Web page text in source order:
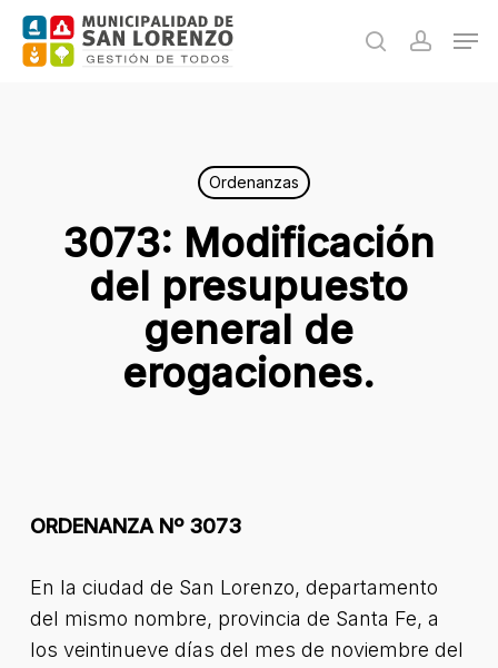
Skip
search
Ordenanzas
3073: Modificación
del presupuesto
general de
erogaciones.
ORDENANZA Nº 3073
En la ciudad de San Lorenzo, departamento
del mismo nombre, provincia de Santa Fe, a
los veintinueve días del mes de noviembre del